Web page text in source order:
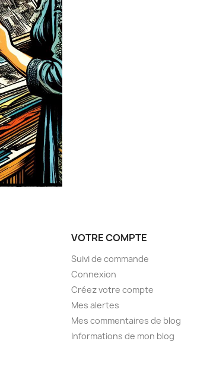
VOTRE COMPTE
Suivi de commande
Connexion
Créez votre compte
Mes alertes
Mes commentaires de blog
Informations de mon blog